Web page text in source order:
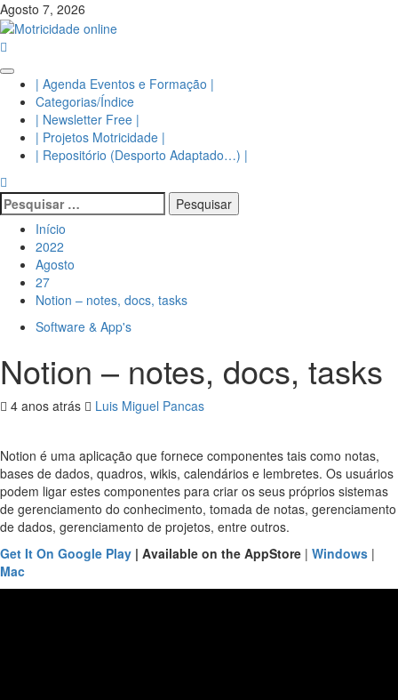
Avançar
para
o
Agosto 7, 2026
Menu
principal
| Agenda Eventos e Formação |
Categorias/Índice
| Newsletter Free |
| Projetos Motricidade |
| Repositório (Desporto Adaptado…) |
Pesquisar
por:
Início
2022
Agosto
27
Notion – notes, docs, tasks
Software & App's
Notion – notes, docs, tasks
4 anos atrás Luis Miguel Pancas
Notion é uma aplicação que fornece componentes tais como notas,
bases de dados, quadros, wikis, calendários e lembretes. Os usuários
podem ligar estes componentes para criar os seus próprios sistemas
de gerenciamento do conhecimento, tomada de notas, gerenciamento
de dados, gerenciamento de projetos, entre outros.
Get It On Google Play | Available on the AppStore | Windows |
Mac